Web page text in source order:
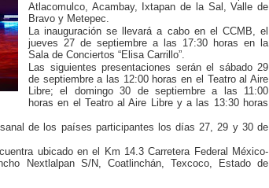
Atlacomulco, Acambay, Ixtapan de la Sal, Valle de
Bravo y Metepec.
La inauguración se llevará a cabo en el CCMB, el
jueves 27 de septiembre a las 17:30 horas en la
Sala de Conciertos “Elisa Carrillo”.
Las siguientes presentaciones serán el sábado 29
de septiembre a las 12:00 horas en el Teatro al Aire
Libre; el domingo 30 de septiembre a las 11:00
horas en el Teatro al Aire Libre y a las 13:30 horas
de los países participantes los días 27, 29 y 30 de
ubicado en el Km 14.3 Carretera Federal México-
Nextlalpan S/N, Coatlinchán, Texcoco, Estado de